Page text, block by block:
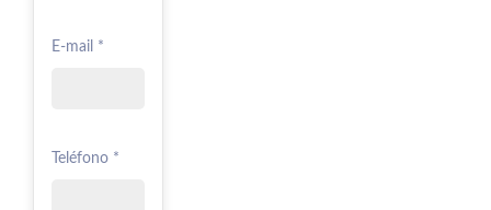
E-mail *
Teléfono *